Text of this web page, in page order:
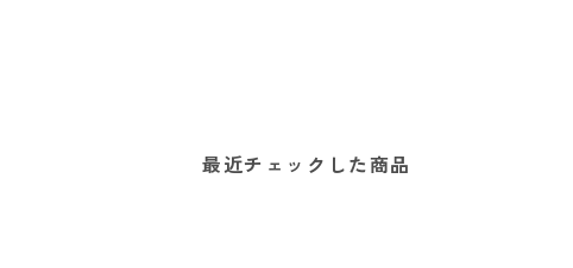
最近チェックした商品